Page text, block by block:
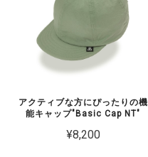
アクティブな方にぴったりの機
能キャップ"Basic Cap NT"
¥8,200